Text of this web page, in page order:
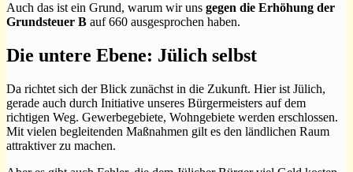
Auch das ist ein Grund, warum wir uns gegen die Erhöhung der
Grundsteuer B auf 660 ausgesprochen haben.
Die untere Ebene: Jülich selbst
Da richtet sich der Blick zunächst in die Zukunft. Hier ist Jülich,
gerade auch durch Initiative unseres Bürgermeisters auf dem
richtigen Weg. Gewerbegebiete, Wohngebiete werden erschlossen.
Mit vielen begleitenden Maßnahmen gilt es den ländlichen Raum
attraktiver zu machen.